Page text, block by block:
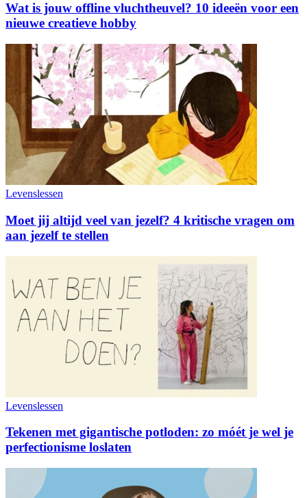
Wat is jouw offline vluchtheuvel? 10 ideeën voor een
nieuwe creatieve hobby
Levenslessen
Moet jij altijd veel van jezelf? 4 kritische vragen om
aan jezelf te stellen
Levenslessen
Tekenen met gigantische potloden: zo móét je wel je
perfectionisme loslaten